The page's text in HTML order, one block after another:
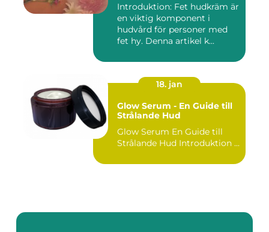
Introduktion: Fet hudkräm är
en viktig komponent i
hudvård för personer med
fet hy. Denna artikel k...
18. jan
Glow Serum - En Guide till
Strålande Hud
Glow Serum En Guide till
Strålande Hud Introduktion ...